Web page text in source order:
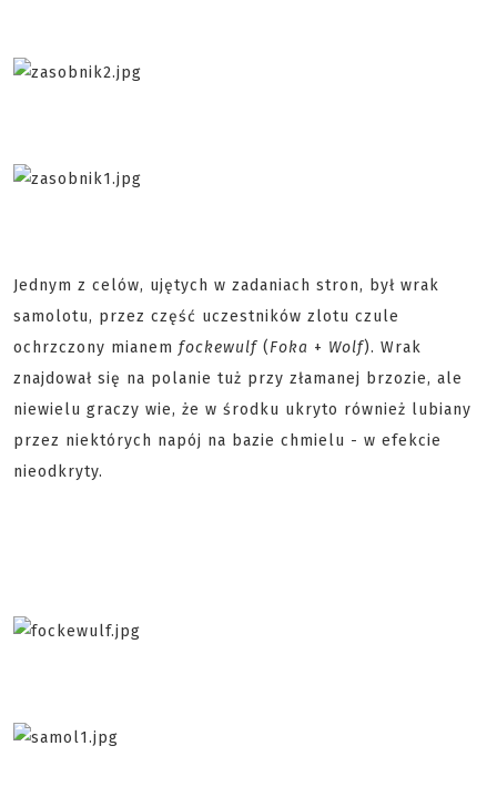
Jednym z celów, ujętych w zadaniach stron, był wrak
samolotu, przez część uczestników zlotu czule
ochrzczony mianem fockewulf(Foka + Wolf). Wrak
znajdował się na polanie tuż przy złamanej brzozie, ale
niewielu graczy wie, że w środku ukryto również lubiany
przez niektórych napój na bazie chmielu - w efekcie
nieodkryty.